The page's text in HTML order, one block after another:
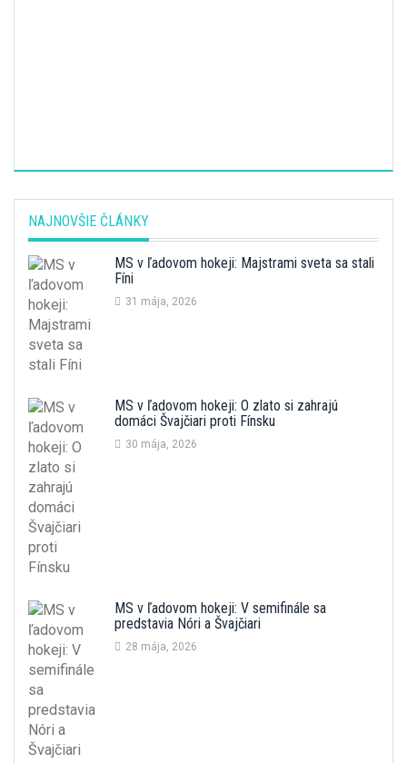
NAJNOVŠIE ČLÁNKY
MS v ľadovom hokeji: Majstrami sveta sa stali
Fíni
31 mája, 2026
MS v ľadovom hokeji: O zlato si zahrajú
domáci Švajčiari proti Fínsku
30 mája, 2026
MS v ľadovom hokeji: V semifinále sa
predstavia Nóri a Švajčiari
28 mája, 2026